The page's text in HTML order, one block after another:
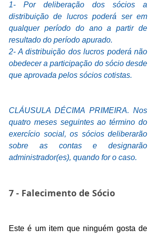
1- Por deliberação dos sócios a
distribuição de lucros poderá ser em
qualquer período do ano a partir de
resultado do período apurado.
2- A distribuição dos lucros poderá não
obedecer a participação do sócio desde
que aprovada pelos sócios cotistas.
CLÁUSULA DÉCIMA PRIMEIRA. Nos
quatro meses seguintes ao término do
exercício social, os sócios deliberarão
sobre as contas e designarão
administrador(es), quando for o caso.
7 - Falecimento de Sócio
Este é um item que ninguém gosta de